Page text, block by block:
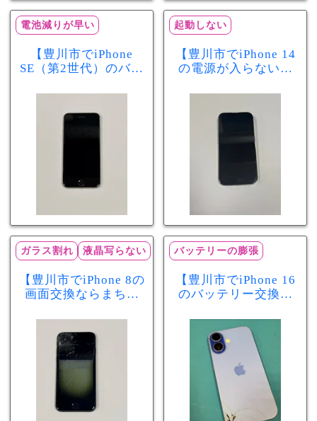
電池減りが早い
【豊川市でiPhone
SE（第2世代）のバッ
スマ豊川店】電池の
減りが早い症状も当
起動しない
【豊川市でiPhone 14
の電源が入らない修
店】バッテリー交換
で復旧するケースも
あります！
ガラス割れ 液晶写らない
【豊川市でiPhone 8の
画面交換ならまちス
れ・液晶不良も当日
60分で修理可能！
バッテリーの膨張
【豊川市でiPhone 16
のバッテリー交換な
少し膨張したバッテ
リーも当日90分で安
心修理！